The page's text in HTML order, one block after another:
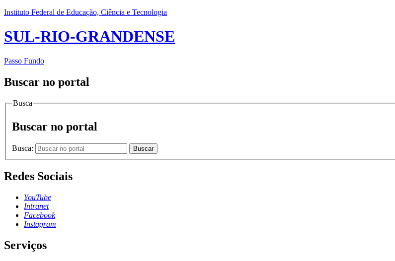
Instituto Federal de Educação, Ciência e Tecnologia
SUL-RIO-GRANDENSE
Passo Fundo
Buscar no portal
Busca
Buscar no portal
Busca: Buscar
Redes Sociais
YouTube
Intranet
Facebook
Instagram
Serviços